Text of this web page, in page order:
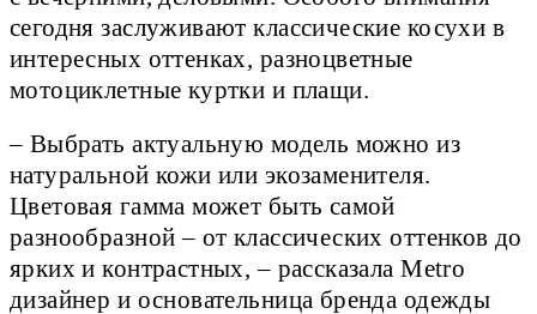
сегодня заслуживают классические косухи в
интересных оттенках, разноцветные
мотоциклетные куртки и плащи.
– Выбрать актуальную модель можно из
натуральной кожи или экозаменителя.
Цветовая гамма может быть самой
разнообразной – от классических оттенков до
ярких и контрастных, – рассказала Metro
дизайнер и основательница бренда одежды